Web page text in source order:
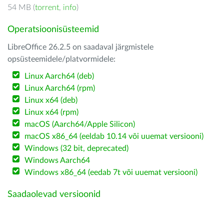
54 MB (torrent, info)
Operatsioonisüsteemid
LibreOffice 26.2.5 on saadaval järgmistele
opsüsteemidele/platvormidele:
Linux Aarch64 (deb)
Linux Aarch64 (rpm)
Linux x64 (deb)
Linux x64 (rpm)
macOS (Aarch64/Apple Silicon)
macOS x86_64 (eeldab 10.14 või uuemat versiooni)
Windows (32 bit, deprecated)
Windows Aarch64
Windows x86_64 (eedab 7t või uuemat versiooni)
Saadaolevad versioonid